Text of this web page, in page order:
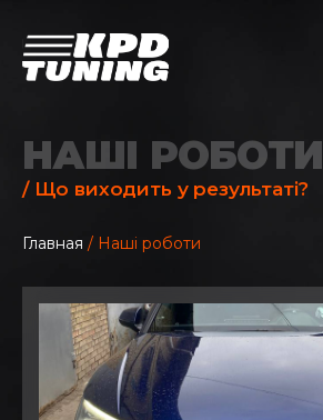
НАШІ РОБОТИ
/ Що виходить у результаті?
Главная / Наші роботи